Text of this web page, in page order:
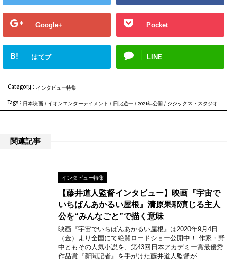
Google+ Pocket
B! はてブ LINE
Category : インタビュー特集
Tags : 日本映画 / イオンエンターテイメント / 日比遊一 / 2021年公開 / ジジックス・スタジオ
関連記事
インタビュー特集
【藤井道人監督インタビュー】映画『宇宙で
いちばんあかるい屋根』清原果耶演じる主人
公を“みんなごと”で描く意味
映画『宇宙でいちばんあかるい屋根』は2020年9月4日
（金）より全国にて絶賛ロードショー公開中！ 作家・野
中ともその人気小説を、第43回日本アカデミー賞最優秀
作品賞『新聞記者』を手がけた藤井道人監督が …